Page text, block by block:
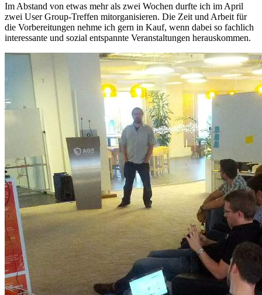
Im Abstand von etwas mehr als zwei Wochen durfte ich im April
zwei User Group-Treffen mitorganisieren. Die Zeit und Arbeit für
die Vorbereitungen nehme ich gern in Kauf, wenn dabei so fachlich
interessante und sozial entspannte Veranstaltungen herauskommen.